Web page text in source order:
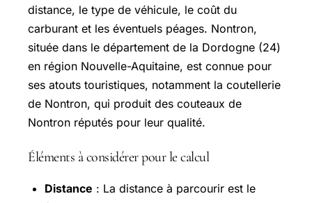
distance, le type de véhicule, le coût du
carburant et les éventuels péages. Nontron,
située dans le département de la Dordogne (24)
en région Nouvelle-Aquitaine, est connue pour
ses atouts touristiques, notamment la coutellerie
de Nontron, qui produit des couteaux de
Nontron réputés pour leur qualité.
Éléments à considérer pour le calcul
Distance : La distance à parcourir est le